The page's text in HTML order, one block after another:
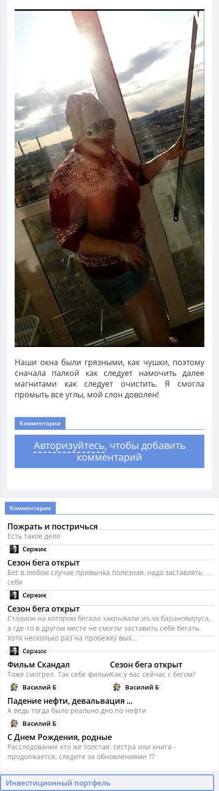
Наши окна были грязными, как чушки, поэтому
сначала палкой как следует намочить далее
магнитами как следует очистить. Я смогла
промыть все углы, мой слон доволен!
Комментарии
Авторизуйтесь, чтобы добавить
комментарий
Комментарии
Пожрать и постричься
Есть такое дело
Сержик
Сезон бега открыт
Бег в любом случае привычка полезная, надо заставлять
себя
Сержик
Сезон бега открыт
Стадион на котором бегали закрывали из-за барановируса,
а где-то в другом месте не смогли заставить себя бегать.
Хотя несколько раз на пробежку вых...
Сержик
Фильм Скандал
Тоже смотрел. Так себе фильм
Василий Б
Сезон бега открыт
Как у вас сейчас с бегом?
Василий Б
Падение нефти, девальвация ...
А ведь тогда было реально дно по нефти
Василий Б
С Днем Рождения, родные
Расследование кто же толстая: сестра или книга -
продолжается, следите за обновлениями ??
Падение нефти, девальвация ...
Инвестиционный портфель